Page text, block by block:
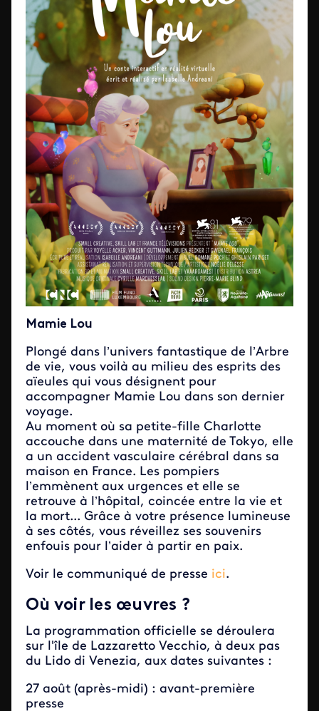
Mamie Lou
Plongé dans l’univers fantastique de l’Arbre
de vie, vous voilà au milieu des esprits des
aïeules qui vous désignent pour
accompagner Mamie Lou dans son dernier
voyage.
Au moment où sa petite-fille Charlotte
accouche dans une maternité de Tokyo, elle
a un accident vasculaire cérébral dans sa
maison en France. Les pompiers
l’emmènent aux urgences et elle se
retrouve à l’hôpital, coincée entre la vie et
la mort... Grâce à votre présence lumineuse
à ses côtés, vous réveillez ses souvenirs
enfouis pour l’aider à partir en paix.
Voir le communiqué de presse ici.
Où voir les œuvres ?
La programmation officielle se déroulera
sur l'île de Lazzaretto Vecchio, à deux pas
du Lido di Venezia, aux dates suivantes :
27 août (après-midi) : avant-première
presse